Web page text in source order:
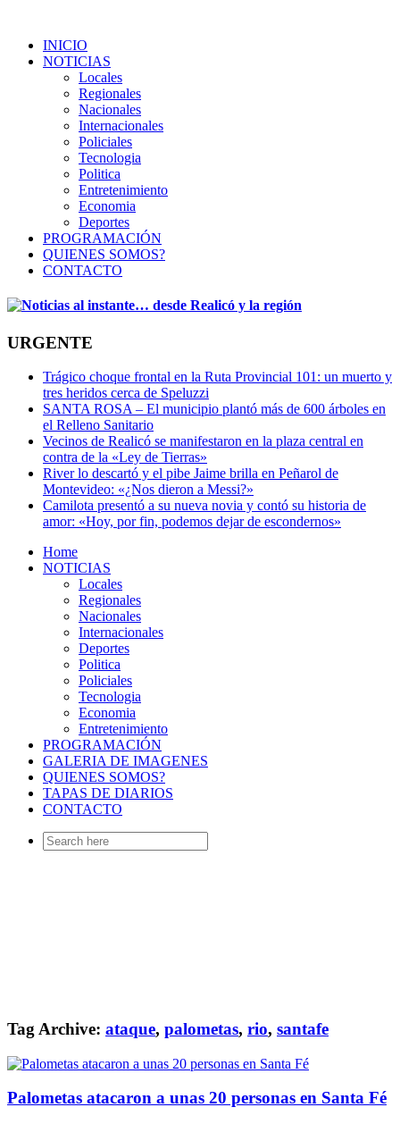
INICIO
NOTICIAS
Locales
Regionales
Nacionales
Internacionales
Policiales
Tecnologia
Politica
Entretenimiento
Economia
Deportes
PROGRAMACIÓN
QUIENES SOMOS?
CONTACTO
URGENTE
Trágico choque frontal en la Ruta Provincial 101: un muerto y
tres heridos cerca de Speluzzi
SANTA ROSA – El municipio plantó más de 600 árboles en
el Relleno Sanitario
Vecinos de Realicó se manifestaron en la plaza central en
contra de la «Ley de Tierras»
River lo descartó y el pibe Jaime brilla en Peñarol de
Montevideo: «¿Nos dieron a Messi?»
Camilota presentó a su nueva novia y contó su historia de
amor: «Hoy, por fin, podemos dejar de escondernos»
Home
NOTICIAS
Locales
Regionales
Nacionales
Internacionales
Deportes
Politica
Policiales
Tecnologia
Economia
Entretenimiento
PROGRAMACIÓN
GALERIA DE IMAGENES
QUIENES SOMOS?
TAPAS DE DIARIOS
CONTACTO
Search
for:
Tag Archive: ataque, palometas, rio, santafe
Palometas atacaron a unas 20 personas en Santa Fé